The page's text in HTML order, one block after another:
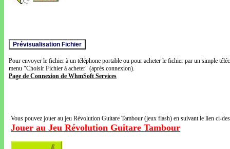
Pour envoyer le fichier à un téléphone portable ou pour acheter le fichier par un simple
menu "Choisir Fichier à acheter" (après connexion).
Page de Connexion de WhmSoft Services
Vous pouvez jouer au jeu Révolution Guitare Tambour (jeux flash) en suivant le lien ci-
Jouer au Jeu Révolution Guitare Tambour